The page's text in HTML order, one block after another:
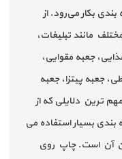
بکار می‌رود. از
مانند تبلیغات،
جعبه مقوایی،
جعبه پیتزا، جعبه
ترین دلایلی که از
بسیار استفاده می
آن است. چاپ روی